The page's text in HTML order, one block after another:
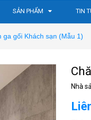
SẢN PHẨM TIN
ga gối Khách sạn (Mẫu 1)
Nhà